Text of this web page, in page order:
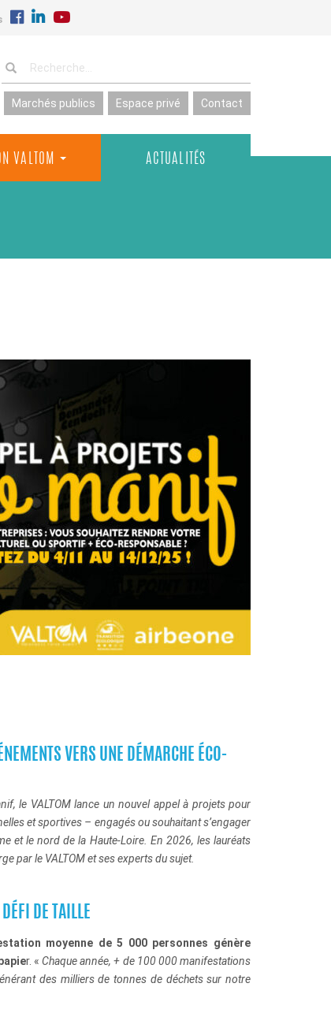
Marchés publics Espace privé Contact
VALTOM ACTUALITÉS
VERS UNE DÉMARCHE ÉCO-
, le VALTOM lance un nouvel appel à projets pour
et sportives – engagés ou souhaitant s’engager
et le nord de la Haute-Loire. En 2026, les lauréats
par le VALTOM et ses experts du sujet.
DE TAILLE
moyenne de 5 000 personnes génère
r. «Chaque année, + de 100 000 manifestations
des milliers de tonnes de déchets sur notre